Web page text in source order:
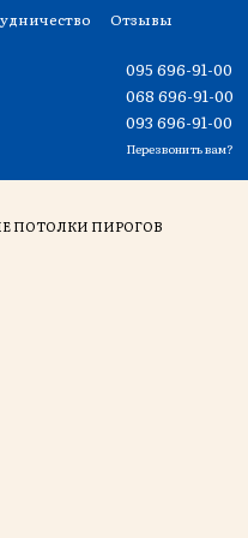
Отзывы
095 696-91-00
068 696-91-00
093 696-91-00
Перезвонить вам?
ПОТОЛКИ ПИРОГОВ